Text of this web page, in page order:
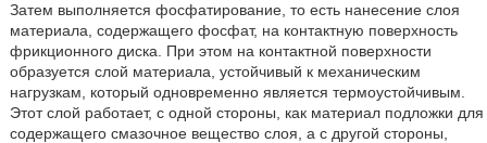
Затем выполняется фосфатирование, то есть нанесение слоя
материала, содержащего фосфат, на контактную поверхность
фрикционного диска. При этом на контактной поверхности
образуется слой материала, устойчивый к механическим
нагрузкам, который одновременно является термоустойчивым.
Этот слой работает, с одной стороны, как материал подложки для
содержащего смазочное вещество слоя, а с другой стороны,